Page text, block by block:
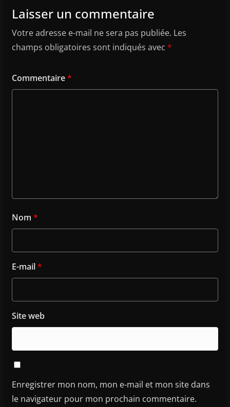
Laisser un commentaire
Votre adresse e-mail ne sera pas publiée. Les
champs obligatoires sont indiqués avec *
Commentaire*
Nom *
E-mail*
Site web
Enregistrer mon nom, mon e-mail et mon site dans
le navigateur pour mon prochain commentaire.